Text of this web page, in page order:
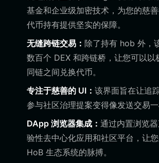
基金和企业级加密技术，为您的慈
代币持有提供坚实的保障。
无缝跨链交易： 除了持有 hob 外，
数百个 DEX 和跨链桥，让您可以以
同链之间兑换代币。
专注于慈善的 UI： 该界面旨在让追
参与社区治理提案变得像发送交易一
DApp 浏览器集成： 通过内置浏览
验性去中心化应用和社区平台，让
HoB 生态系统的脉搏。